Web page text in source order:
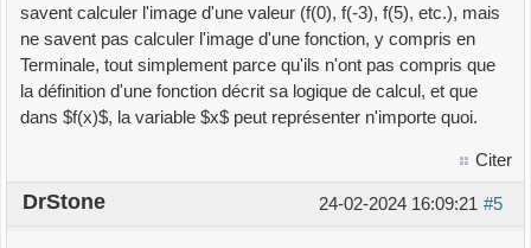
savent calculer l'image d'une valeur (f(0), f(-3), f(5), etc.), mais
ne savent pas calculer l'image d'une fonction, y compris en
Terminale, tout simplement parce qu'ils n'ont pas compris que
la définition d'une fonction décrit sa logique de calcul, et que
dans $f(x)$, la variable $x$ peut représenter n'importe quoi.
Citer
#5
24-02-2024 16:09:21
DrStone